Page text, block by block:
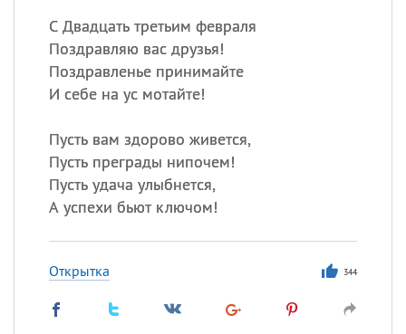
С Двадцать третьим февраля
Поздравляю вас друзья!
Поздравленье принимайте
И себе на ус мотайте!
Пусть вам здорово живется,
Пусть преграды нипочем!
Пусть удача улыбнется,
А успехи бьют ключом!
Открытка 344